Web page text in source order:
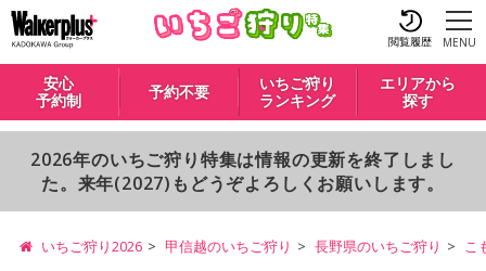
閲覧履歴 MENU
安心
予約制
予約不要
いちご狩り
ランキング
エリアから
探す
2026年のいちご狩り特集は情報の更新を終了しまし
た。来年(2027)もどうぞよろしくお願いします。
いちご狩り2026 甲信越のいちご狩り 長野県のいちご狩り こ